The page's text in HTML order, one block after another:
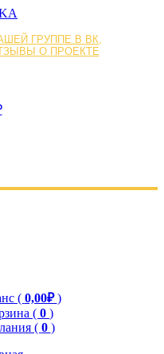
ГРУППЕ В ВК,
О ПРОЕКТЕ
( 0,00₽)
( 0 )
( 0 )